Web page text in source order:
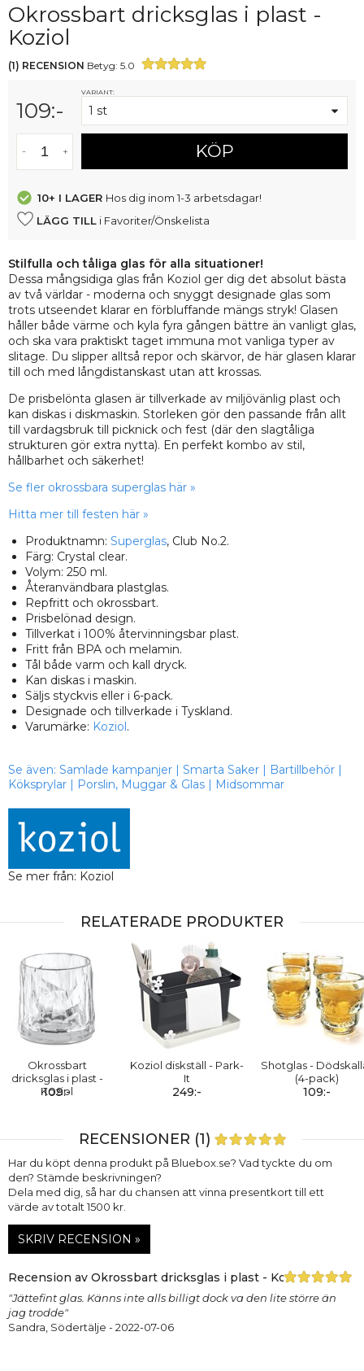
Okrossbart dricksglas i plast -
Koziol
(1) RECENSION Betyg: 5.0
109:-
VARIANT:
1 st
KÖP
10+ I LAGER Hos dig inom 1-3 arbetsdagar!
LÄGG TILL i Favoriter/Önskelista
Stilfulla och tåliga glas för alla situationer!
Dessa mångsidiga glas från Koziol ger dig det absolut bästa
av två världar - moderna och snyggt designade glas som
trots utseendet klarar en förbluffande mängs stryk! Glasen
håller både värme och kyla fyra gången bättre än vanligt glas,
och ska vara praktiskt taget immuna mot vanliga typer av
slitage. Du slipper alltså repor och skärvor, de här glasen klarar
till och med långdistanskast utan att krossas.
De prisbelönta glasen är tillverkade av miljövänlig plast och
kan diskas i diskmaskin. Storleken gör den passande från allt
till vardagsbruk till picknick och fest (där den slagtåliga
strukturen gör extra nytta). En perfekt kombo av stil,
hållbarhet och säkerhet!
Se fler okrossbara superglas här »
Hitta mer till festen här »
Produktnamn: Superglas, Club No.2.
Färg: Crystal clear.
Volym: 250 ml.
Återanvändbara plastglas.
Repfritt och okrossbart.
Prisbelönad design.
Tillverkat i 100% återvinningsbar plast.
Fritt från BPA och melamin.
Tål både varm och kall dryck.
Kan diskas i maskin.
Säljs styckvis eller i 6-pack.
Designade och tillverkade i Tyskland.
Varumärke: Koziol.
Se även: Samlade kampanjer | Smarta Saker | Bartillbehör |
Köksprylar | Porslin, Muggar & Glas | Midsommar
Se mer från: Koziol
RELATERADE PRODUKTER
Okrossbart
dricksglas i plast -
Koziol
109:-
Koziol diskställ - Park-
It
249:-
Shotglas -
(4-pack)
109:-
RECENSIONER (1)
Har du köpt denna produkt på Bluebox.se? Vad tyckte du om
den? Stämde beskrivningen?
Dela med dig, så har du chansen att vinna presentkort till ett
värde av totalt 1500 kr.
SKRIV RECENSION »
Recension av Okrossbart dricksglas i plast - Koziol, 1 st
"Jättefint glas. Känns inte alls billigt dock va den lite större än
jag trodde"
Sandra, Södertälje - 2022-07-06